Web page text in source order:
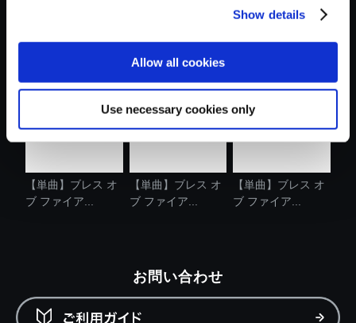
Show details
Allow all cookies
Use necessary cookies only
ブ ファイア...
ブ ファイア...
ブ ファイア...
【単曲】ブレス オ
ブ ファイア...
【単曲】ブレス オ
ブ ファイア...
【単曲】ブレス オ
ブ ファイア...
お問い合わせ